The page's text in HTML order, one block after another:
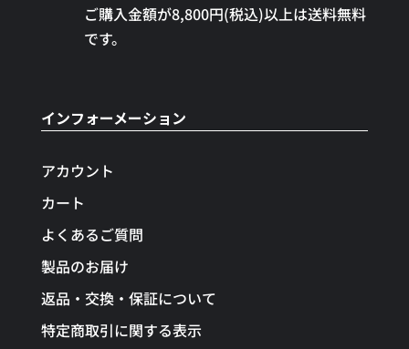
ご購入金額が8,800円(税込)以上は送料無料
です。
インフォーメーション
アカウント
カート
よくあるご質問
製品のお届け
返品・交換・保証について
特定商取引に関する表示